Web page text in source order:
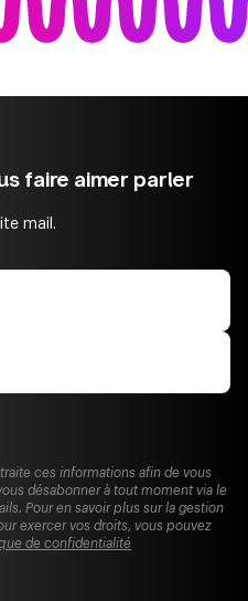
faire aimer parler
mail.
ces informations afin de vous
désabonner à tout moment via le
Pour en savoir plus sur la gestion
exercer vos droits, vous pouvez
de confidentialité